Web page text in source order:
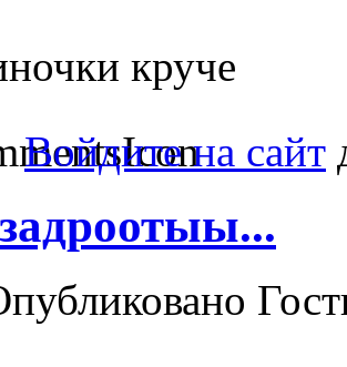
круче
Войдите на сайт